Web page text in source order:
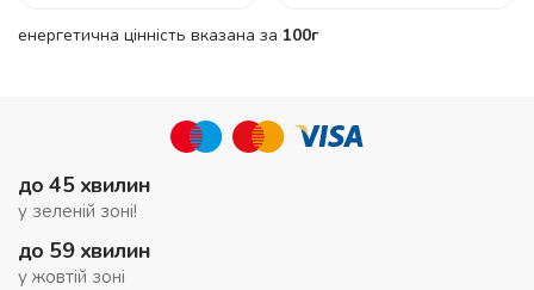
енергетична цінність вказана за 100г
до 45 хвилин
у зеленій зоні!
до 59 хвилин
у жовтій зоні